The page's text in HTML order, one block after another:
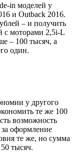
in моделей у
и Outback 2016.
– и получить
с моторами 2,5i-L
– 100 тысяч, а
один.
у другого
те же 100
возможность
оформление
те же, но сумма
тысяч.